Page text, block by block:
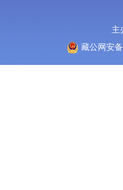
主
藏公网安